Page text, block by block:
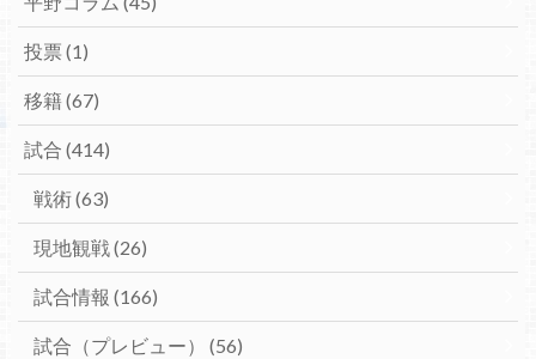
投票 (1)
移籍(67)
試合 (414)
戦術(63)
現地観戦(26)
試合情報 (166)
試合（プレビュー） (56)